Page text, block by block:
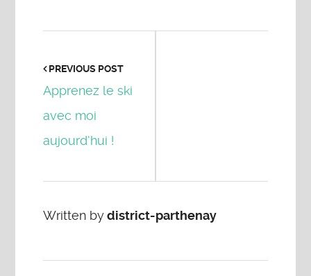
PREVIOUS POST
Apprenez le ski
avec moi
aujourd’hui !
Written bydistrict-parthenay